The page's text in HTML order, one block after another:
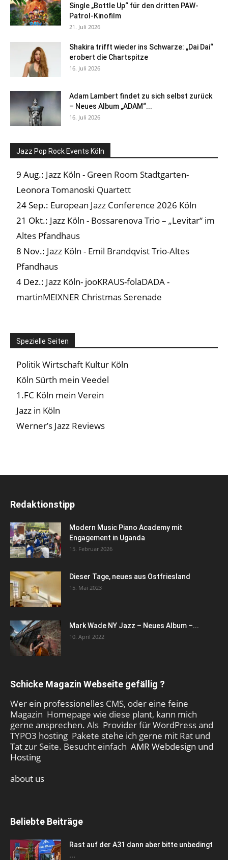
Single „Bottle Up“ für den dritten PAW-
Patrol-Kinofilm
21. Juli 2026
Shakira trifft wieder ins Schwarze: „Dai Dai“
erobert die Chartspitze
16. Juli 2026
Adam Lambert findet zu sich selbst zurück
– Neues Album „ADAM“...
16. Juli 2026
Jazz Pop Rock Events Köln
9 Aug.: Jazz Köln - Green Room Stadtgarten-
Leonora Tomanoski Quartett
24 Sep.: European Jazz Conference 2026 Köln
21 Okt.: Jazz Köln - Bossarenova Trio – „Levitar“ im
Altes Pfandhaus
8 Nov.: Jazz Köln - Emil Brandqvist Trio-Altes
Pfandhaus
4 Dez.: Jazz Köln- jooKRAUS-folaDADA -
martinMEIXNER Christmas Serenade
Spezielle Seiten
Politik Wirtschaft Kultur Köln
Köln Sürth mein Veedel
1.FC Köln mein Verein
Jazz in Köln
Werner’s Jazz Reviews
Redaktionstipp
Modern Music Piano Academy mit
Engagement in Uganda
15. Februar 2026
Dieser Tage, neues aus Ostfriesland
15. Mai 2023
Mark Wade NY Jazz – Neues Album –...
10. April 2022
Schicke Magazin Webseite gefällig ?
Wer ein professionelles CMS, oder eine feine
Magazin Homepage wie diese plant, kann mich
gerne ansprechen. Als Provider für WordPress and
TYPO3 hosting Pakete stehe ich gerne mit Rat und
Tat zur Seite. Besucht einfach AMR Webdesign und
Hosting
about us
Beliebte Beiträge
Rast auf der A31 dann aber bitte unbedingt
...